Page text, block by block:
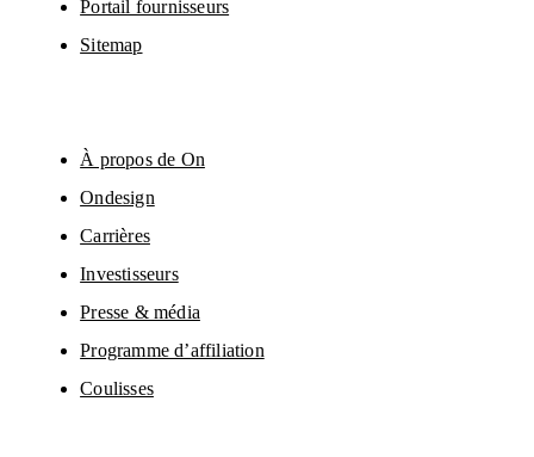
Portail fournisseurs
Sitemap
À propos de On
Ondesign
Carrières
Investisseurs
Presse & média
Programme d’affiliation
Coulisses